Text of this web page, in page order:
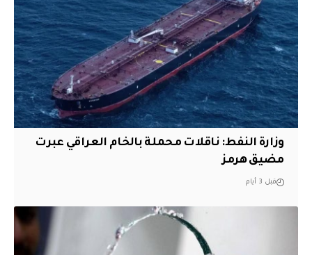
وزارة النفط: ناقلات محملة بالخام العراقي عبرت
مضيق هرمز
قبل 3 أيام